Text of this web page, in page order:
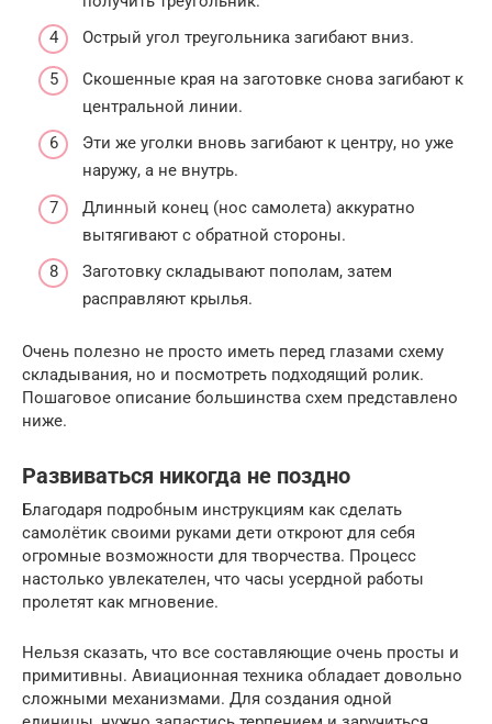
Острый угол треугольника загибают вниз.
Скошенные края на заготовке снова загибают к
центральной линии.
Эти же уголки вновь загибают к центру, но уже
наружу, а не внутрь.
Длинный конец (нос самолета) аккуратно
вытягивают с обратной стороны.
Заготовку складывают пополам, затем
расправляют крылья.
Очень полезно не просто иметь перед глазами схему
складывания, но и посмотреть подходящий ролик.
Пошаговое описание большинства схем представлено
ниже.
Развиваться никогда не поздно
Благодаря подробным инструкциям как сделать
самолётик своими руками дети откроют для себя
огромные возможности для творчества. Процесс
настолько увлекателен, что часы усердной работы
пролетят как мгновение.
Нельзя сказать, что все составляющие очень просты и
примитивны. Авиационная техника обладает довольно
сложными механизмами. Для создания одной